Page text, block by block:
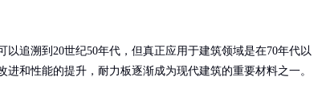
以追溯到20世纪50年代，但真正应用于建筑领域是在70年代以
进和性能的提升，耐力板逐渐成为现代建筑的重要材料之一。